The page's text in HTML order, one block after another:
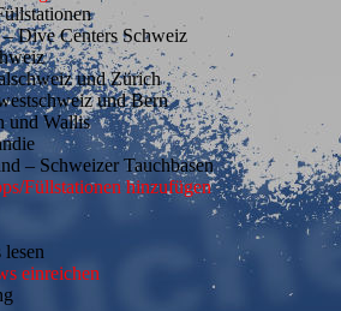
Dive Centers Schweiz
und Zürich
und Bern
und Wallis
– Schweizer Tauchbasen
Füllstationen hinzufügen
einreichen